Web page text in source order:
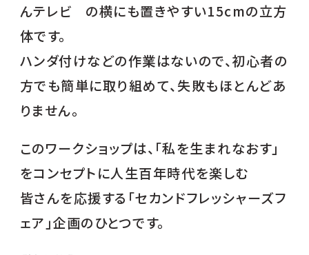
んテレビ の横にも置きやすい15cmの立方
体です。
ハンダ付けなどの作業はないので、初心者の
方でも簡単に取り組めて、失敗もほとんどあ
りません。
このワークショップは、「私を生まれなおす」
をコンセプトに人生百年時代を楽しむ
皆さんを応援する「セカンドフレッシャーズフ
ェア」企画のひとつです。